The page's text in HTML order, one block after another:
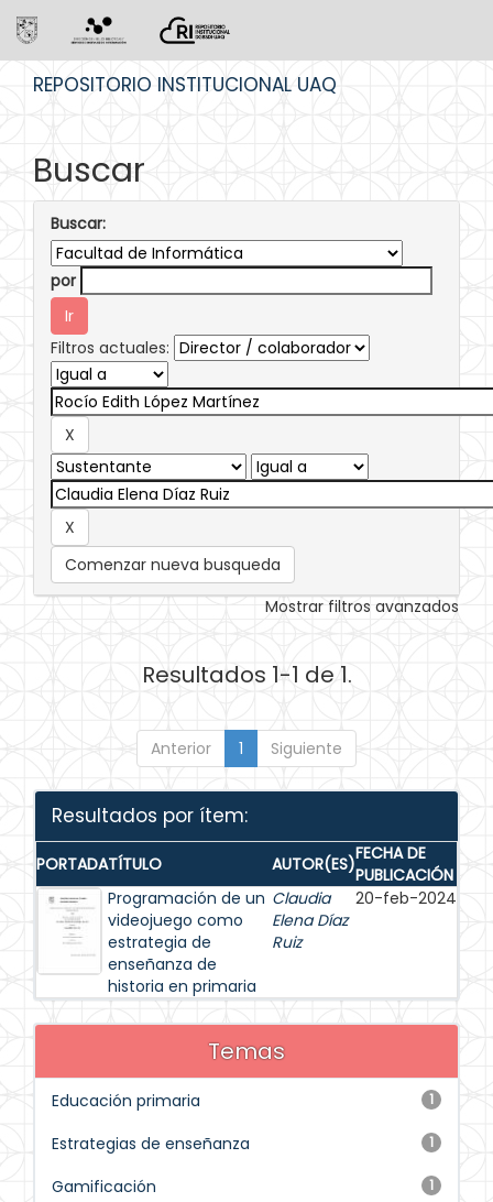
REPOSITORIO INSTITUCIONAL UAQ
Buscar
Buscar:
por
Filtros actuales:
Comenzar nueva busqueda
Mostrar filtros avanzados
Resultados 1-1 de 1.
Anterior 1 Siguiente
Resultados por ítem:
PORTADATÍTULO AUTOR(ES)FECHA DE
PUBLICACIÓN
Programación de un
videojuego como
estrategia de
enseñanza de
historia en primaria
Claudia
Elena Díaz
Ruiz
20-feb-2024
Temas
1
Educación primaria
1
Estrategias de enseñanza
1
Gamificación